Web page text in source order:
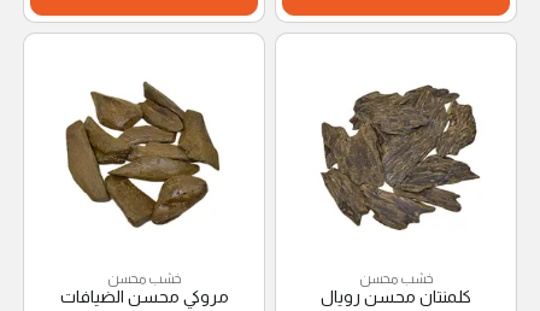
خشب محسن
كلمنتان محسن رويال
خشب محسن
مروكي محسن الضيافات